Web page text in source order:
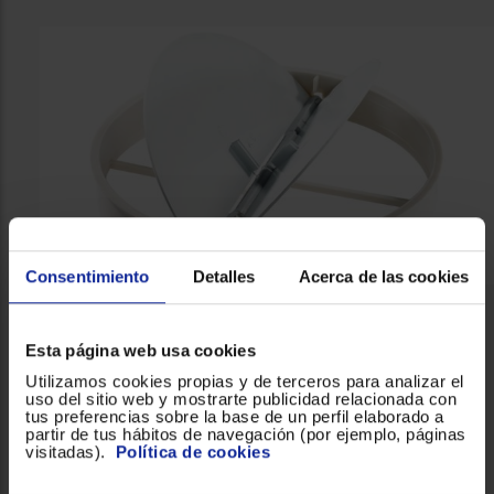
Consentimiento Detalles Acerca de las cookies
Esta página web usa cookies
Utilizamos cookies propias y de terceros para analizar el
uso del sitio web y mostrarte publicidad relacionada con
tus preferencias sobre la base de un perfil elaborado a
partir de tus hábitos de navegación (por ejemplo, páginas
visitadas). Política de cookies
El mantenimiento y limpieza de tu nueva
telescópica Bosch DFT63AC50 con válvula
antirretorno,te resultará súper sencillo y te ayudará a
aprovechar al máximo su larga durabilidad y resistencia.
Susfiltros son de aluminio multicapa